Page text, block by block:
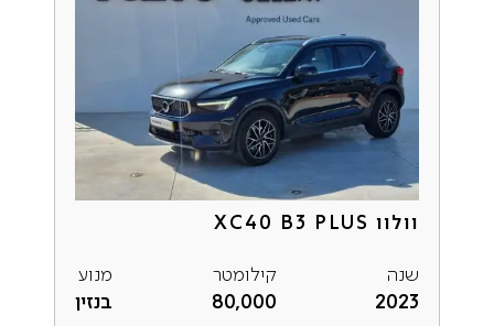
וולוו XC40 B3 PLUS
שנה
2023
קילומטר
80,000
מנוע
בנזין